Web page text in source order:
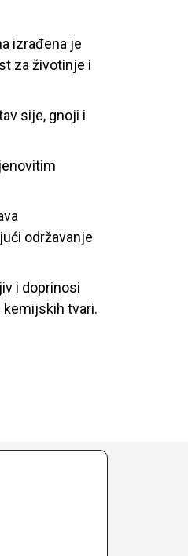
izrađena je
za životinje i
sije, gnoji i
održavanje
i doprinosi
tvari.